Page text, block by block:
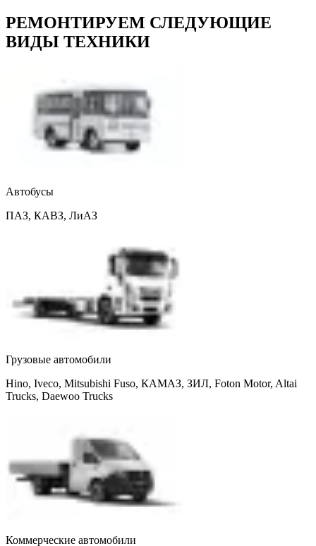
РЕМОНТИРУЕМ СЛЕДУЮЩИЕ
ВИДЫ ТЕХНИКИ
Автобусы
ПАЗ, КАВЗ, ЛиАЗ
Грузовые автомобили
Hino, Iveco, Mitsubishi Fuso, КАМАЗ, ЗИЛ, Foton Motor, Altai
Trucks, Daewoo Trucks
Коммерческие автомобили